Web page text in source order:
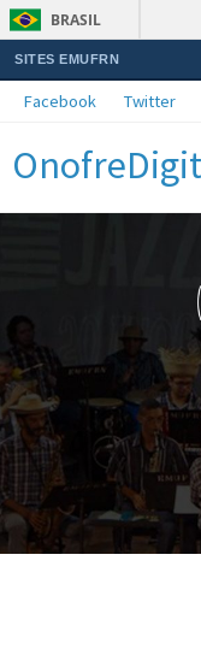
BRASIL
SITES EMUFRN
Facebook Twitter